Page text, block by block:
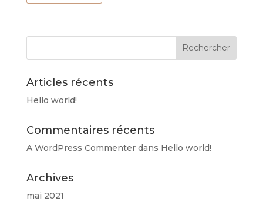
variations.
peuvent
la
page
Articles récents
Hello world!
Commentaires récents
A WordPress Commenterdans Hello world!
Archives
mai 2021